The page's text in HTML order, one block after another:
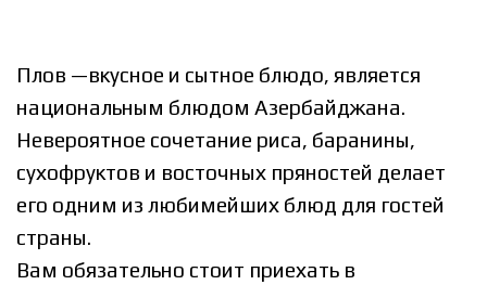
Плов —вкусное и сытное блюдо, является
национальным блюдом Азербайджана.
Невероятное сочетание риса, баранины,
сухофруктов и восточных пряностей делает
его одним из любимейших блюд для гостей
страны.
Вам обязательно стоит приехать в